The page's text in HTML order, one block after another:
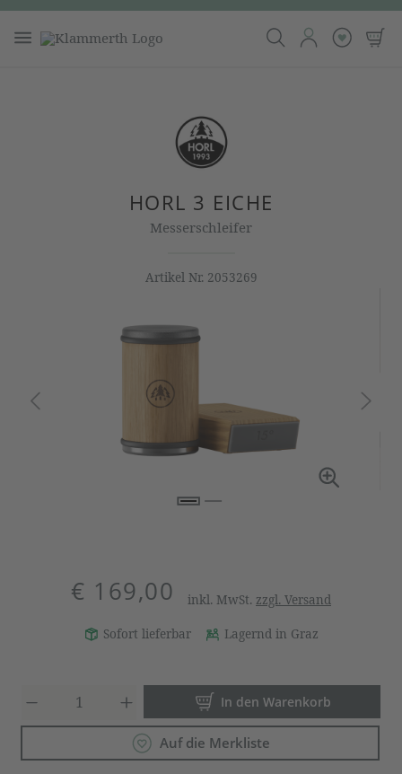
HORL 3 EICHE
Messerschleifer
Artikel Nr. 2053269
€ 169,00 inkl. MwSt. zzgl. Versand
Sofort lieferbar Lagernd in Graz
Produkt Anzahl: Gib den
In den Warenkorb
Auf die Merkliste